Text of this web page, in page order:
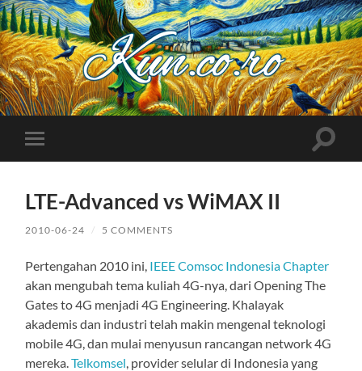
Kuncoro++
Toggle
mobile
Toggle
LTE-Advanced vs WiMAX II
2010-06-24 / 5 COMMENTS
Pertengahan 2010 ini, IEEE Comsoc Indonesia Chapter
akan mengubah tema kuliah 4G-nya, dari Opening The
Gates to 4G menjadi 4G Engineering. Khalayak
akademis dan industri telah makin mengenal teknologi
mobile 4G, dan mulai menyusun rancangan network 4G
mereka.Telkomsel , provider selular di Indonesia yang